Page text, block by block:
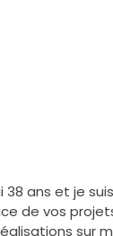
38 ans et je
de vos
sur